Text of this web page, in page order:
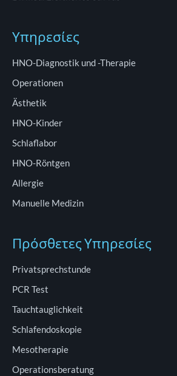
Υπηρεσίες
HNO-Diagnostik und -Therapie
Operationen
Ästhetik
HNO-Kinder
Schlaflabor
HNO-Röntgen
Allergie
Manuelle Medizin
Πρόσθετες Υπηρεσίες
Privatsprechstunde
PCR Test
Tauchtauglichkeit
Schlafendoskopie
Mesotherapie
Operationsberatung